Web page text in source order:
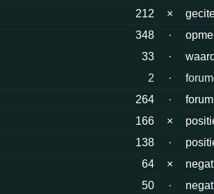
212
×
348
·
33
·
2
·
264
·
166 ×
138
·
64
×
50
·